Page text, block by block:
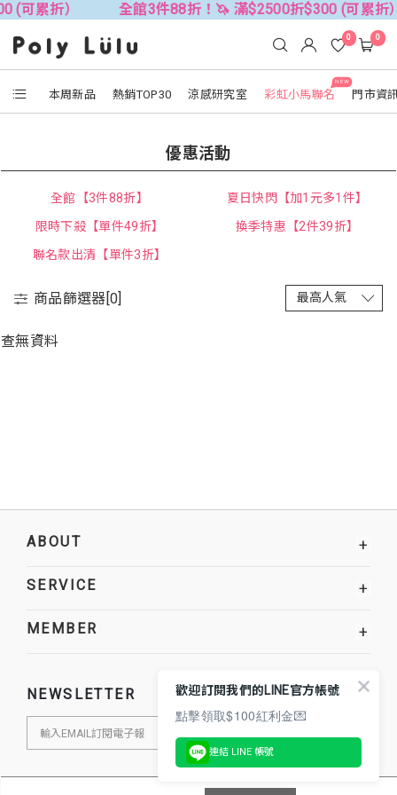
(可累折） 全館3件88折！🦄 滿$2500折$300 (可累折
本周新品 熱銷TOP30 涼感研究室
NEW
彩虹小馬聯名 門市資
0 0
優惠活動
全館【3件88折】
夏日快閃【加1元多1件】
限時下殺【單件49折】
換季特惠【2件39折】
聯名款出清【單件3折】
商品篩選器[0]
查無資料
ABOUT +
SERVICE +
MEMBER +
NEWSLETTER 歡迎訂閱我們的LINE官方帳號
點擊領取$100紅利金💌
連結 LINE 帳號